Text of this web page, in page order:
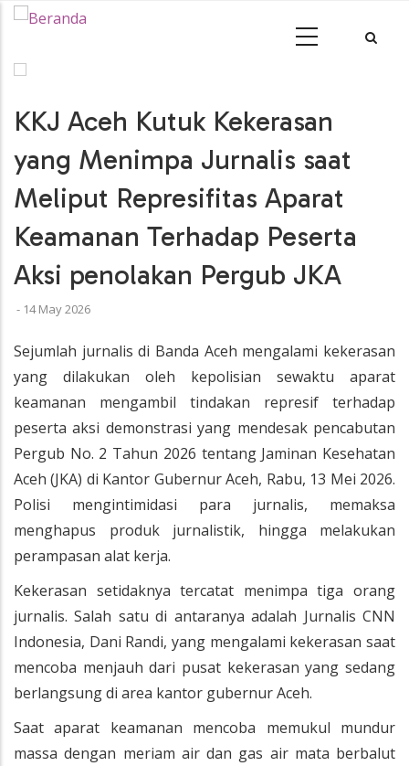
KKJ Aceh Kutuk Kekerasan
yang Menimpa Jurnalis saat
Meliput Represifitas Aparat
Keamanan Terhadap Peserta
Aksi penolakan Pergub JKA
- 14 May 2026
Sejumlah jurnalis di Banda Aceh mengalami kekerasan
yang dilakukan oleh kepolisian sewaktu aparat
keamanan mengambil tindakan represif terhadap
peserta aksi demonstrasi yang mendesak pencabutan
Pergub No. 2 Tahun 2026 tentang Jaminan Kesehatan
Aceh (JKA) di Kantor Gubernur Aceh, Rabu, 13 Mei 2026.
Polisi mengintimidasi para jurnalis, memaksa
menghapus produk jurnalistik, hingga melakukan
perampasan alat kerja.
Kekerasan setidaknya tercatat menimpa tiga orang
jurnalis. Salah satu di antaranya adalah Jurnalis CNN
Indonesia, Dani Randi, yang mengalami kekerasan saat
mencoba menjauh dari pusat kekerasan yang sedang
berlangsung di area kantor gubernur Aceh.
Saat aparat keamanan mencoba memukul mundur
massa dengan meriam air dan gas air mata berbalut